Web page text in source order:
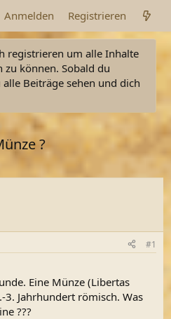
Anmelden Registrieren
registrieren um alle Inhalte
zu können. Sobald du
Beiträge sehen und dich
?
#1
Eine Münze (Libertas
Jahrhundert römisch. Was
???